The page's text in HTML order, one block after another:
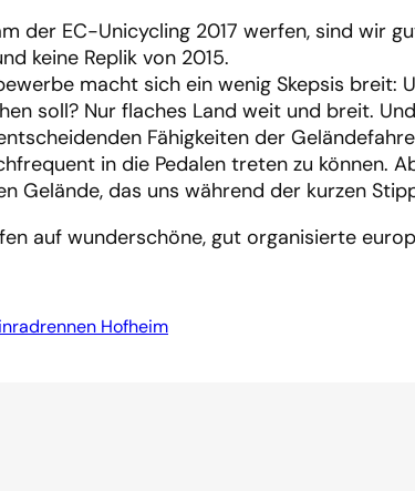
der EC-Unicycling 2017 werfen, sind wir
keine Replik von 2015.
macht sich ein wenig Skepsis
soll? Nur flaches Land weit und breit.
Fähigkeiten der
in die Pedalen treten zu können.
Gelände, das uns während der kurzen
auf wunderschöne, gut organisierte
Hofheim